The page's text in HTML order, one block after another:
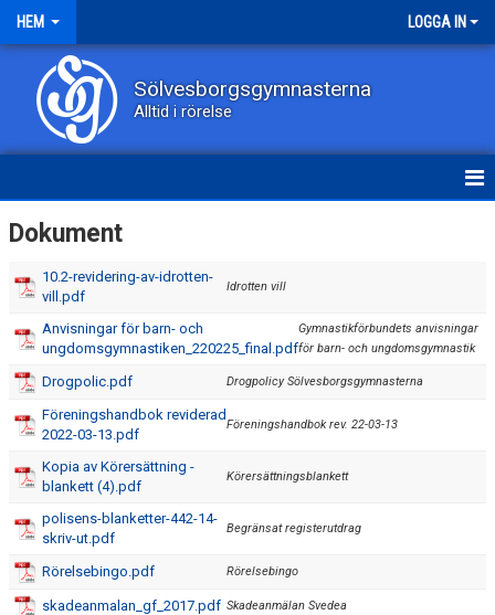
HEM LOGGA IN
Sölvesborgsgymnasterna
Alltid i rörelse
HEM
NYHETER
DOKUMENT
GRUPPER
Dokument
10.2-revidering-av-idrotten-
vill.pdf
Idrotten vill
Anvisningar för barn- och
ungdomsgymnastiken_220225_final.pdf
Gymnastikförbundets anvisningar
för barn- och ungdomsgymnastik
Drogpolic.pdf Drogpolicy Sölvesborgsgymnasterna
Föreningshandbok reviderad
2022-03-13.pdf
Föreningshandbok rev. 22-03-13
Kopia av Körersättning -
blankett (4).pdf
Körersättningsblankett
polisens-blanketter-442-14-
skriv-ut.pdf
Begränsat registerutdrag
Rörelsebingo.pdf Rörelsebingo
skadeanmalan_gf_2017.pdf Skadeanmälan Svedea